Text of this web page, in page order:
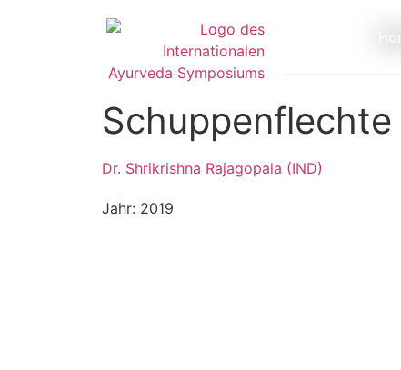
Dr. Shrikrishna Rajagopala (IND)
Jahr: 2019